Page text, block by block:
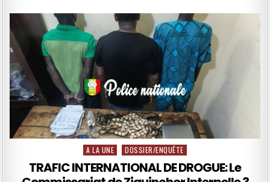
Posted
in
A LA UNE DOSSIER/ENQUÊTE
TRAFIC INTERNATIONAL DE DROGUE: Le